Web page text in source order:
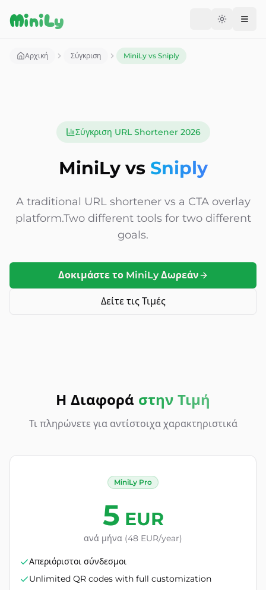
MiniLy Change
Αρχική Σύγκριση MiniLy vs Sniply
Σύγκριση URL Shortener 2026
MiniLy vs Sniply
A traditional URL shortener vs a CTA overlay
platform.Two different tools for two different
goals.
Δοκιμάστε το MiniLy Δωρεάν
Δείτε τις Τιμές
Η Διαφορά στην Τιμή
Τι πληρώνετε για αντίστοιχα χαρακτηριστικά
MiniLy Pro
5 EUR
ανά μήνα (48 EUR/year)
Απεριόριστοι σύνδεσμοι
Unlimited QR codes with full customization